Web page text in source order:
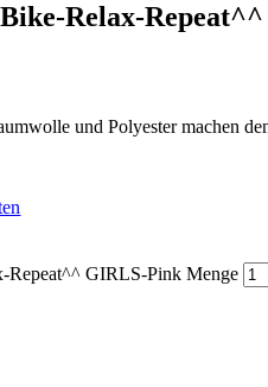
Relax-
und Polyester machen
GIRLS-Pink Menge